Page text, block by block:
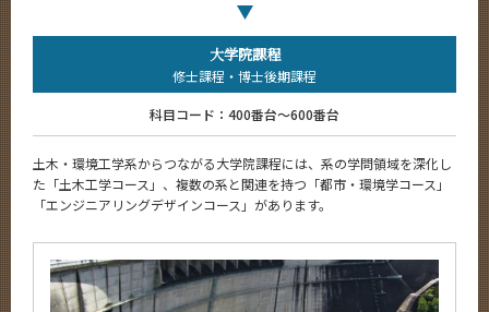
大学院課程
修士課程・ 博士後期課程
科目コード：400番台～600番台
土木・環境工学系からつながる大学院課程には、系の学問領域を深化し
た「土木工学コース」、複数の系と関連を持つ「都市・環境学コース」
「エンジニアリングデザインコース」があります。